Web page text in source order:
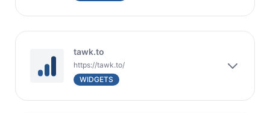
tawk.to
https://tawk.to/
WIDGETS